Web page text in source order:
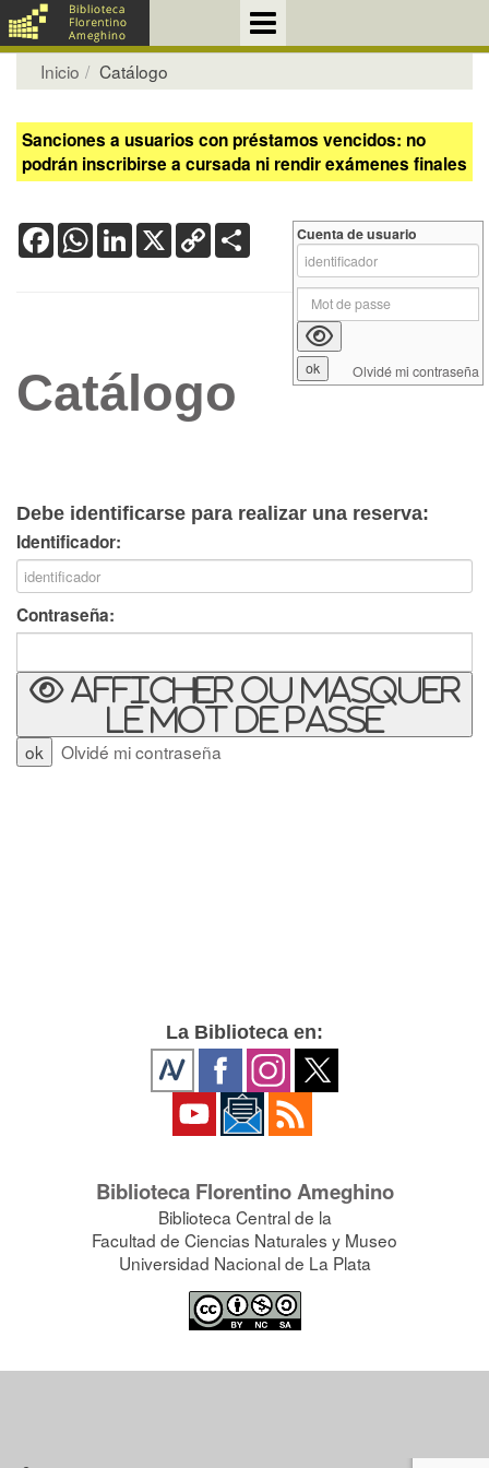
Inicio Catálogo
Sanciones a usuarios con préstamos vencidos: no
podrán inscribirse a cursada ni rendir exámenes finales
FacebookWhatsApp
LinkedIn
X Copy
Link
Catálogo
Debe identificarse para realizar una reserva:
Identificador:
Contraseña:
Afficher ou masquer
le mot de passe
Olvidé mi contraseña
Cuenta de usuario
Olvidé mi contraseña
La Biblioteca en:
Biblioteca Florentino Ameghino
Biblioteca Central de la
Facultad de Ciencias Naturales y Museo
Universidad Nacional de La Plata